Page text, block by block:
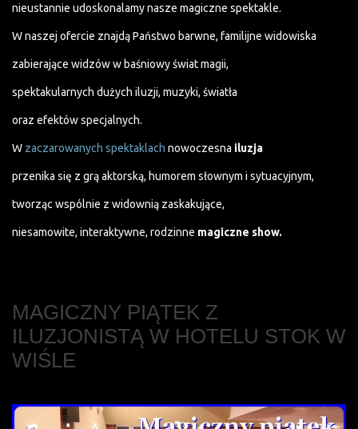
nieustannie udoskonalamy nasze magiczne spektakle.
W naszej ofercie znajdą Państwo barwne, familijne widowiska
zabierające widzów w baśniowy świat magii,
spektakularnych dużych iluzji, muzyki, światła
oraz efektów specjalnych.
W zaczarowanych spektaklach nowoczesna iluzja
przenika się z grą aktorską, humorem słownym i sytuacyjnym,
tworząc wspólnie z widownią zaskakujące,
niesamowite, interaktywne, rodzinne magiczne show.
MAGICZNY PIĄTEK Z
ILUZJONISTĄ W HOTELU STOK W
WIŚLE